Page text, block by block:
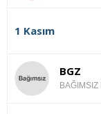
1 Kasım
BGZ
BAĞIMSIZ